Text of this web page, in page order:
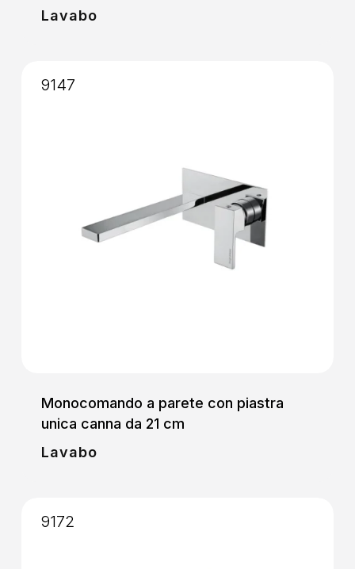
Lavabo
Monocomando a parete con piastra
unica canna da 21 cm
Lavabo
9147
9172